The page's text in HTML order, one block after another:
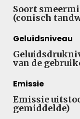
Soort
(conisch
Geluidsniveau
van de
Emissie
Emissie
gemiddelde)